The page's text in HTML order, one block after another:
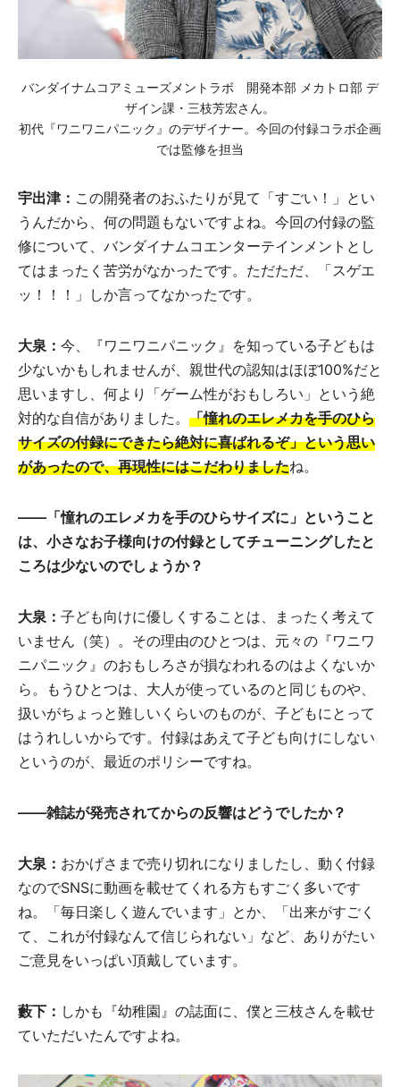
バンダイナムコアミューズメントラボ 開発本部 メカトロ部 デ
ザイン課・三枝芳宏さん。
初代『ワニワニパニック』のデザイナー。今回の付録コラボ企画
では監修を担当
宇出津： この開発者のおふたりが見て「すごい！」とい
うんだから、何の問題もないですよね。今回の付録の監
修について、バンダイナムコエンターテインメントとし
てはまったく苦労がなかったです。ただただ、「スゲエ
ッ！！！」しか言ってなかったです。
大泉： 今、『ワニワニパニック』を知っている子どもは
少ないかもしれませんが、親世代の認知はほぼ100%だと
思いますし、何より「ゲーム性がおもしろい」という絶
対的な自信がありました。 「憧れのエレメカを手のひら
サイズの付録にできたら絶対に喜ばれるぞ」という思い
があったので、再現性にはこだわりましたね。
――「憧れのエレメカを手のひらサイズに」ということ
は、小さなお子様向けの付録としてチューニングしたと
ころは少ないのでしょうか？
大泉： 子ども向けに優しくすることは、まったく考えて
いません（笑）。その理由のひとつは、元々の『ワニワ
ニパニック』のおもしろさが損なわれるのはよくないか
ら。もうひとつは、大人が使っているのと同じものや、
扱いがちょっと難しいくらいのものが、子どもにとって
はうれしいからです。付録はあえて子ども向けにしない
というのが、最近のポリシーですね。
――雑誌が発売されてからの反響はどうでしたか？
大泉： おかげさまで売り切れになりましたし、動く付録
なのでSNSに動画を載せてくれる方もすごく多いです
ね。「毎日楽しく遊んでいます」とか、「出来がすごく
て、これが付録なんて信じられない」など、ありがたい
ご意見をいっぱい頂戴しています。
藪下： しかも『幼稚園』の誌面に、僕と三枝さんを載せ
ていただいたんですよね。